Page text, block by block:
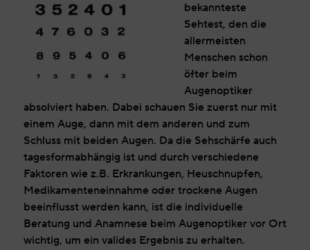
bekannteste
Sehtest, den die
allermeisten
Menschen schon
öfter beim
Augenoptiker
absolviert haben. Dabei schauen Sie zuerst nur mit
einem Auge, dann mit dem anderen und zum
Schluss mit beiden Augen. Da die Sehschärfe auch
tagesformabhängig ist und durch verschiedene
Faktoren wie z.B. Erkrankungen, Heuschnupfen,
Medikamenteneinnahme oder trockene Augen
beeinflusst werden kann, ist die individuelle
Beratung und Anamnese beim Augenoptiker vor Ort
wichtig, um ein valides Ergebnis zu erhalten.